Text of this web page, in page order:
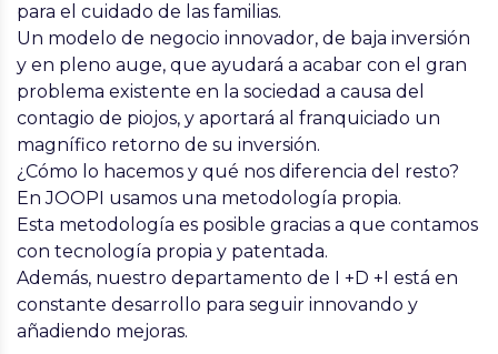
para el cuidado de las familias.
Un modelo de negocio innovador, de baja inversión
y en pleno auge, que ayudará a acabar con el gran
problema existente en la sociedad a causa del
contagio de piojos, y aportará al franquiciado un
magnífico retorno de su inversión.
¿Cómo lo hacemos y qué nos diferencia del resto?
En JOOPI usamos una metodología propia.
Esta metodología es posible gracias a que contamos
con tecnología propia y patentada.
Además, nuestro departamento de I +D +I está en
constante desarrollo para seguir innovando y
añadiendo mejoras.